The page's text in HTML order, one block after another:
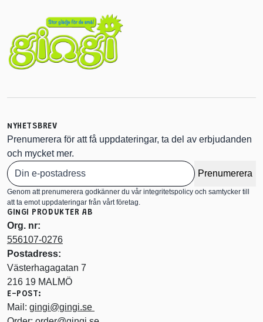
NYHETSBREV
Prenumerera för att få uppdateringar, ta del av erbjudanden
och mycket mer.
Prenumerera
Genom att prenumerera godkänner du vår integritetspolicy och samtycker till
att ta emot uppdateringar från vårt företag.
GINGI PRODUKTER AB
Org. nr:
556107-0276
Postadress:
Västerhagagatan 7
216 19 MALMÖ
E-POST:
Mail: gingi@gingi.se